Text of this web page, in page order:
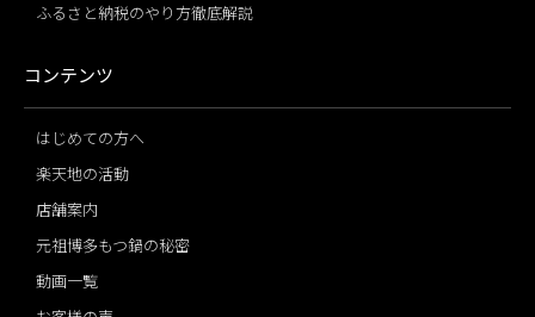
ふるさと納税のやり方徹底解説
コンテンツ
はじめての方へ
楽天地の活動
店舗案内
元祖博多もつ鍋の秘密
動画一覧